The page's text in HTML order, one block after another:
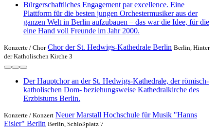
Bürgerschaftliches Engagement par excellence. Eine
Plattform für die besten jungen Orchestermusiker aus der
ganzen Welt in Berlin aufzubauen – das war die Idee, für die
eine Hand voll Freunde im Jahr 2000.
Konzerte / Chor Chor der St. Hedwigs-Kathedrale Berlin Berlin, Hinter
der Katholischen Kirche 3
Der Hauptchor an der St. Hedwigs-Kathedrale, der römisch-
katholischen Dom- beziehungsweise Kathedralkirche des
Erzbistums Berlin.
Konzerte / Konzert Neuer Marstall Hochschule für Musik "Hanns
Eisler" Berlin Berlin, Schloßplatz 7